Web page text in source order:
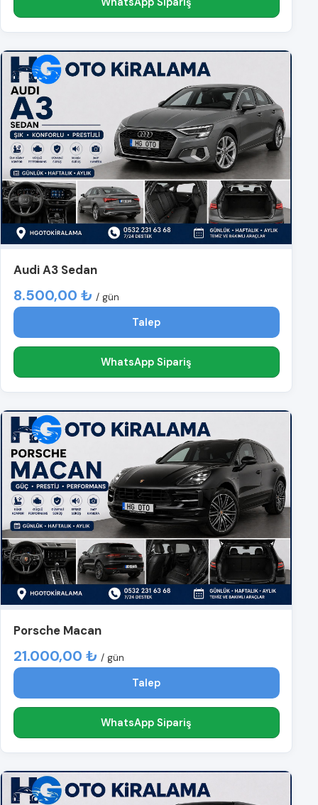
Audi A3 Sedan
8.500,00 ₺ / gün
Talep
WhatsApp Sipariş
Porsche Macan
21.000,00 ₺ / gün
Talep
WhatsApp Sipariş